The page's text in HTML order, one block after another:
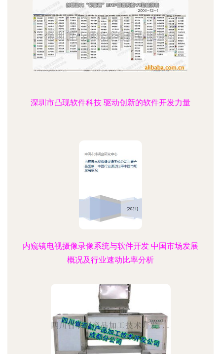
深圳市凸现软件科技 驱动创新的软件开发力量
内窥镜电视摄像录像系统与软件开发 中国市场发展
概况及行业速动比率分析